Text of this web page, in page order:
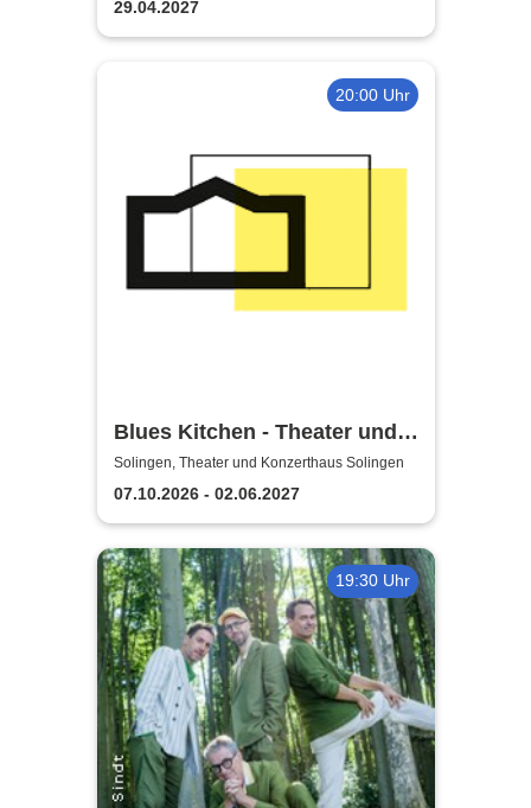
29.04.2027
20:00 Uhr
Blues Kitchen - Theater und
Orchester Heidelberg
Solingen, Theater und Konzerthaus Solingen
07.10.2026 - 02.06.2027
19:30 Uhr